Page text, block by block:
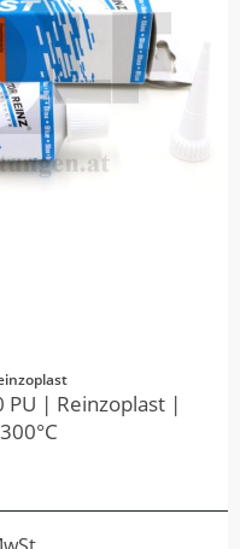
PU | Reinzoplast |